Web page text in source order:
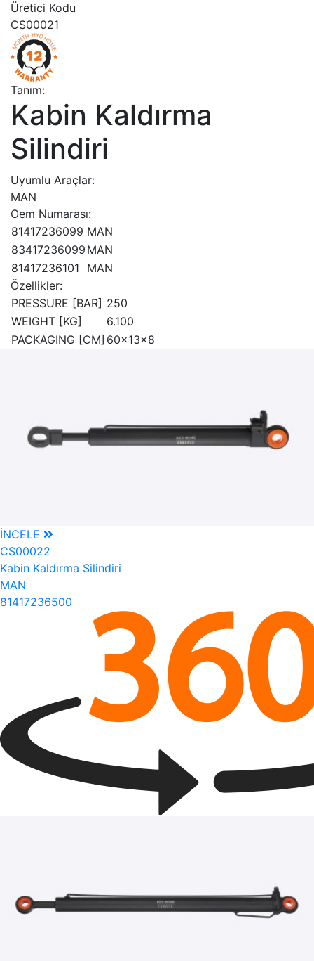
Üretici Kodu
CS00021
Tanım:
Kabin Kaldırma
Silindiri
Uyumlu Araçlar:
MAN
Oem Numarası:
81417236099 MAN
83417236099 MAN
81417236101
MAN
Özellikler:
PRESSURE [BAR] 250
WEIGHT [KG]
6.100
PACKAGING [CM] 60x13x8
İNCELE
CS00022
Kabin Kaldırma Silindiri
MAN
81417236500